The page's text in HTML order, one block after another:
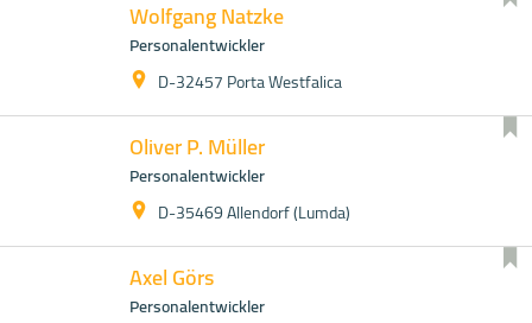
Wolfgang Natzke
Personalentwickler
D-32457 Porta Westfalica
Oliver P. Müller
Personalentwickler
D-35469 Allendorf (Lumda)
Axel Görs
Personalentwickler